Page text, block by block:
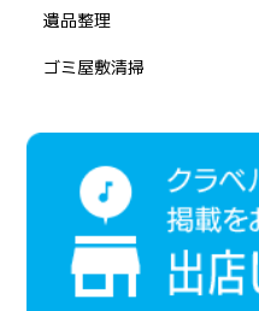
遺品整理
ゴミ屋敷清掃